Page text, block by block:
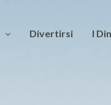
Divertirsi I